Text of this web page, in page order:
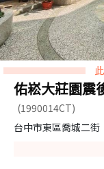
佑崧大莊園震
(1990014CT)
台中市東區喬城二街